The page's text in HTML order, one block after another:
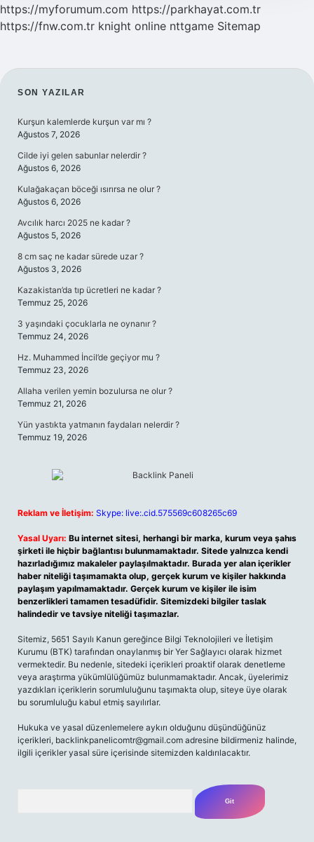
https://myforumum.com https://parkhayat.com.tr
https://fnw.com.tr knight online nttgame Sitemap
SIDEBAR
SON YAZILAR
Kurşun kalemlerde kurşun var mı ?
Ağustos 7, 2026
Cilde iyi gelen sabunlar nelerdir ?
Ağustos 6, 2026
Kulağakaçan böceği ısırırsa ne olur ?
Ağustos 6, 2026
Avcılık harcı 2025 ne kadar ?
Ağustos 5, 2026
8 cm saç ne kadar sürede uzar ?
Ağustos 3, 2026
Kazakistan’da tıp ücretleri ne kadar ?
Temmuz 25, 2026
3 yaşındaki çocuklarla ne oynanır ?
Temmuz 24, 2026
Hz. Muhammed İncil’de geçiyor mu ?
Temmuz 23, 2026
Allaha verilen yemin bozulursa ne olur ?
Temmuz 21, 2026
Yün yastıkta yatmanın faydaları nelerdir ?
Temmuz 19, 2026
Reklam ve İletişim: Skype: live:.cid.575569c608265c69
Yasal Uyarı: Bu internet sitesi, herhangi bir marka, kurum veya şahıs
şirketi ile hiçbir bağlantısı bulunmamaktadır. Sitede yalnızca kendi
hazırladığımız makaleler paylaşılmaktadır. Burada yer alan içerikler
haber niteliği taşımamakta olup, gerçek kurum ve kişiler hakkında
paylaşım yapılmamaktadır. Gerçek kurum ve kişiler ile isim
benzerlikleri tamamen tesadüfidir. Sitemizdeki bilgiler taslak
halindedir ve tavsiye niteliği taşımazlar.
Sitemiz, 5651 Sayılı Kanun gereğince Bilgi Teknolojileri ve İletişim
Kurumu (BTK) tarafından onaylanmış bir Yer Sağlayıcı olarak hizmet
vermektedir. Bu nedenle, sitedeki içerikleri proaktif olarak denetleme
veya araştırma yükümlülüğümüz bulunmamaktadır. Ancak, üyelerimiz
yazdıkları içeriklerin sorumluluğunu taşımakta olup, siteye üye olarak
bu sorumluluğu kabul etmiş sayılırlar.
Hukuka ve yasal düzenlemelere aykırı olduğunu düşündüğünüz
içerikleri, backlinkpanelicomtr@gmail.com adresine bildirmeniz halinde,
ilgili içerikler yasal süre içerisinde sitemizden kaldırılacaktır.